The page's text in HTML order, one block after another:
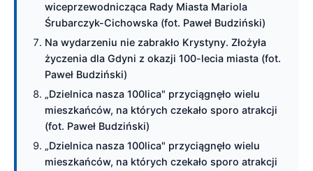
wiceprzewodnicząca Rady Miasta Mariola
Śrubarczyk-Cichowska (fot. Paweł Budziński)
Na wydarzeniu nie zabrakło Krystyny. Złożyła
życzenia dla Gdyni z okazji 100-lecia miasta (fot.
Paweł Budziński)
„Dzielnica nasza 100lica" przyciągnęło wielu
mieszkańców, na których czekało sporo atrakcji
(fot. Paweł Budziński)
„Dzielnica nasza 100lica" przyciągnęło wielu
mieszkańców, na których czekało sporo atrakcji